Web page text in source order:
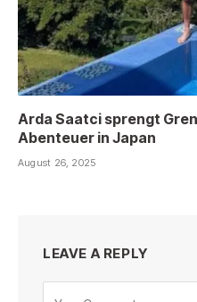
Arda Saatci sprengt
Abenteuer in Japan
August 26, 2025
LEAVE A REPLY